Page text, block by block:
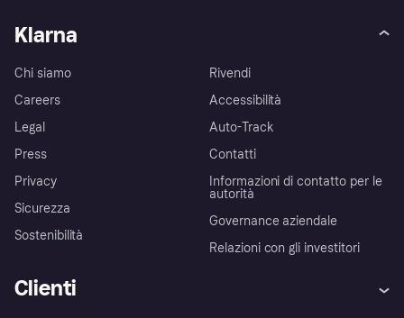
Klarna
Chi siamo
Careers
Legal
Press
Privacy
Sicurezza
Sostenibilità
Rivendi
Accessibilità
Auto-Track
Contatti
Informazioni di contatto per le
autorità
Governance aziendale
Relazioni con gli investitori
Clienti